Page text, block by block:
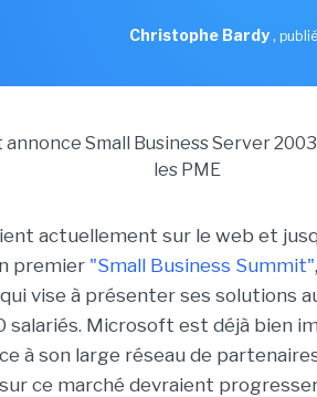
Christophe Bardy,
actuellement sur le web et
premier "Small Business Summit"
vise à présenter ses solutions
salariés. Microsoft est déjà bien
à son large réseau de
ce marché devraient